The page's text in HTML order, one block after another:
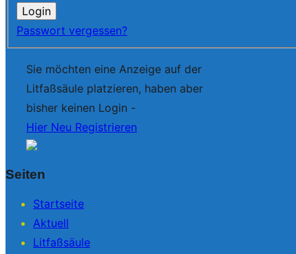
Passwort vergessen?
Sie möchten eine Anzeige auf der
Litfaßsäule platzieren, haben aber
bisher keinen Login -
Hier Neu Registrieren
Seiten
Startseite
Aktuell
Litfaßsäule